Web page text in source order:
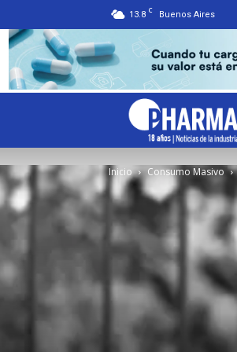
13.8 C Buenos Aires
Inicio Consumo Masivo